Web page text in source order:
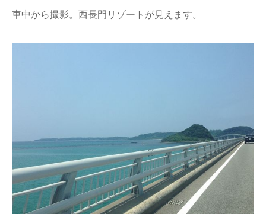
車中から撮影。西長門リゾートが見えます。